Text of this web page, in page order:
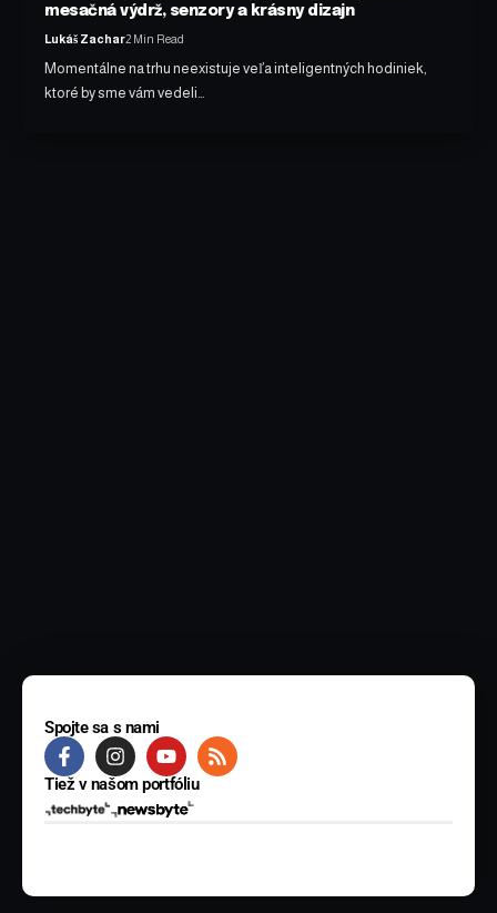
mesačná výdrž, senzory a krásny dizajn
Lukáš Zachar2 Min Read
Momentálne na trhu neexistuje veľa inteligentných hodiniek,
ktoré by sme vám vedeli…
Spojte sa s nami
Tiež v našom portfóliu